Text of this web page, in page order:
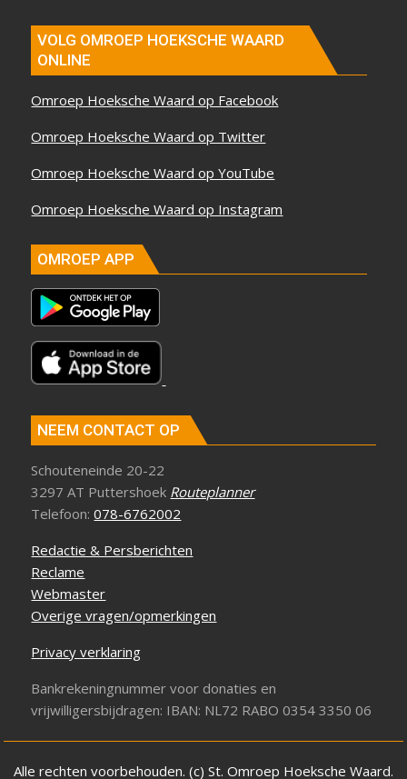
VOLG OMROEP HOEKSCHE WAARD
ONLINE
Omroep Hoeksche Waard op Facebook
Omroep Hoeksche Waard op Twitter
Omroep Hoeksche Waard op YouTube
Omroep Hoeksche Waard op Instagram
OMROEP APP
NEEM CONTACT OP
Schouteneinde 20-22
3297 AT Puttershoek Routeplanner
Telefoon:078-6762002
Redactie & Persberichten
Reclame
Webmaster
Overige vragen/opmerkingen
Privacy verklaring
Bankrekeningnummer voor donaties en
vrijwilligersbijdragen: IBAN: NL72 RABO 0354 3350 06
Alle rechten voorbehouden. (c) St. Omroep Hoeksche Waard.